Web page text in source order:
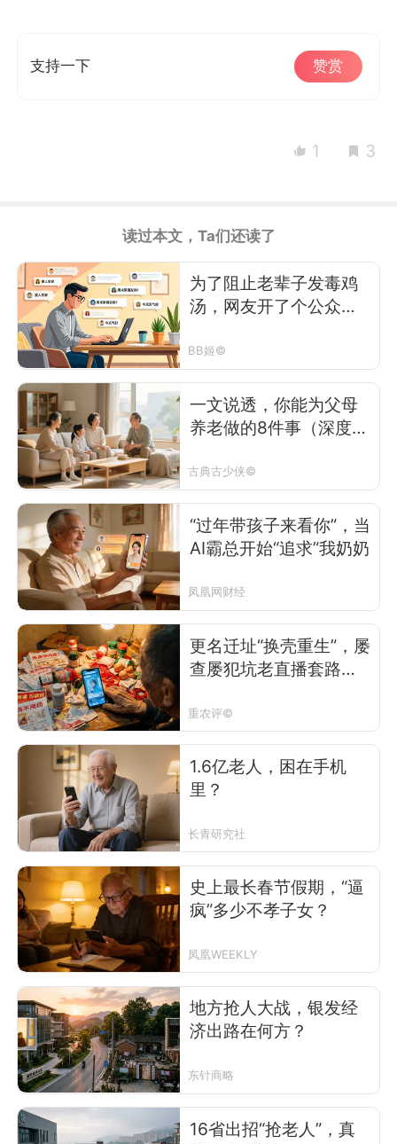
支持一下 赞赏
1 3
读过本文，Ta们还读了
为了阻止老辈子发毒鸡
汤，网友开了个公众
BB姬©
一文说透，你能为父母
养老做的8件事（深度长
古典古少侠©
“过年带孩子来看你”，当
AI霸总开始“追求”我奶奶
凤凰网财经
更名迁址“换壳重生”，屡
查屡犯坑老直播套路有
重农评©
1.6亿老人，困在手机
里？
长青研究社
史上最长春节假期，“逼
疯”多少不孝子女？
凤凰WEEKLY
地方抢人大战，银发经
济出路在何方？
东针商略
16省出招“抢老人”，真